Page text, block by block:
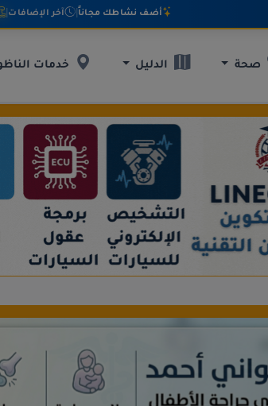
أضف نشاطك مجاناً | آخر الإضافات |
صحة الدليل خدمات